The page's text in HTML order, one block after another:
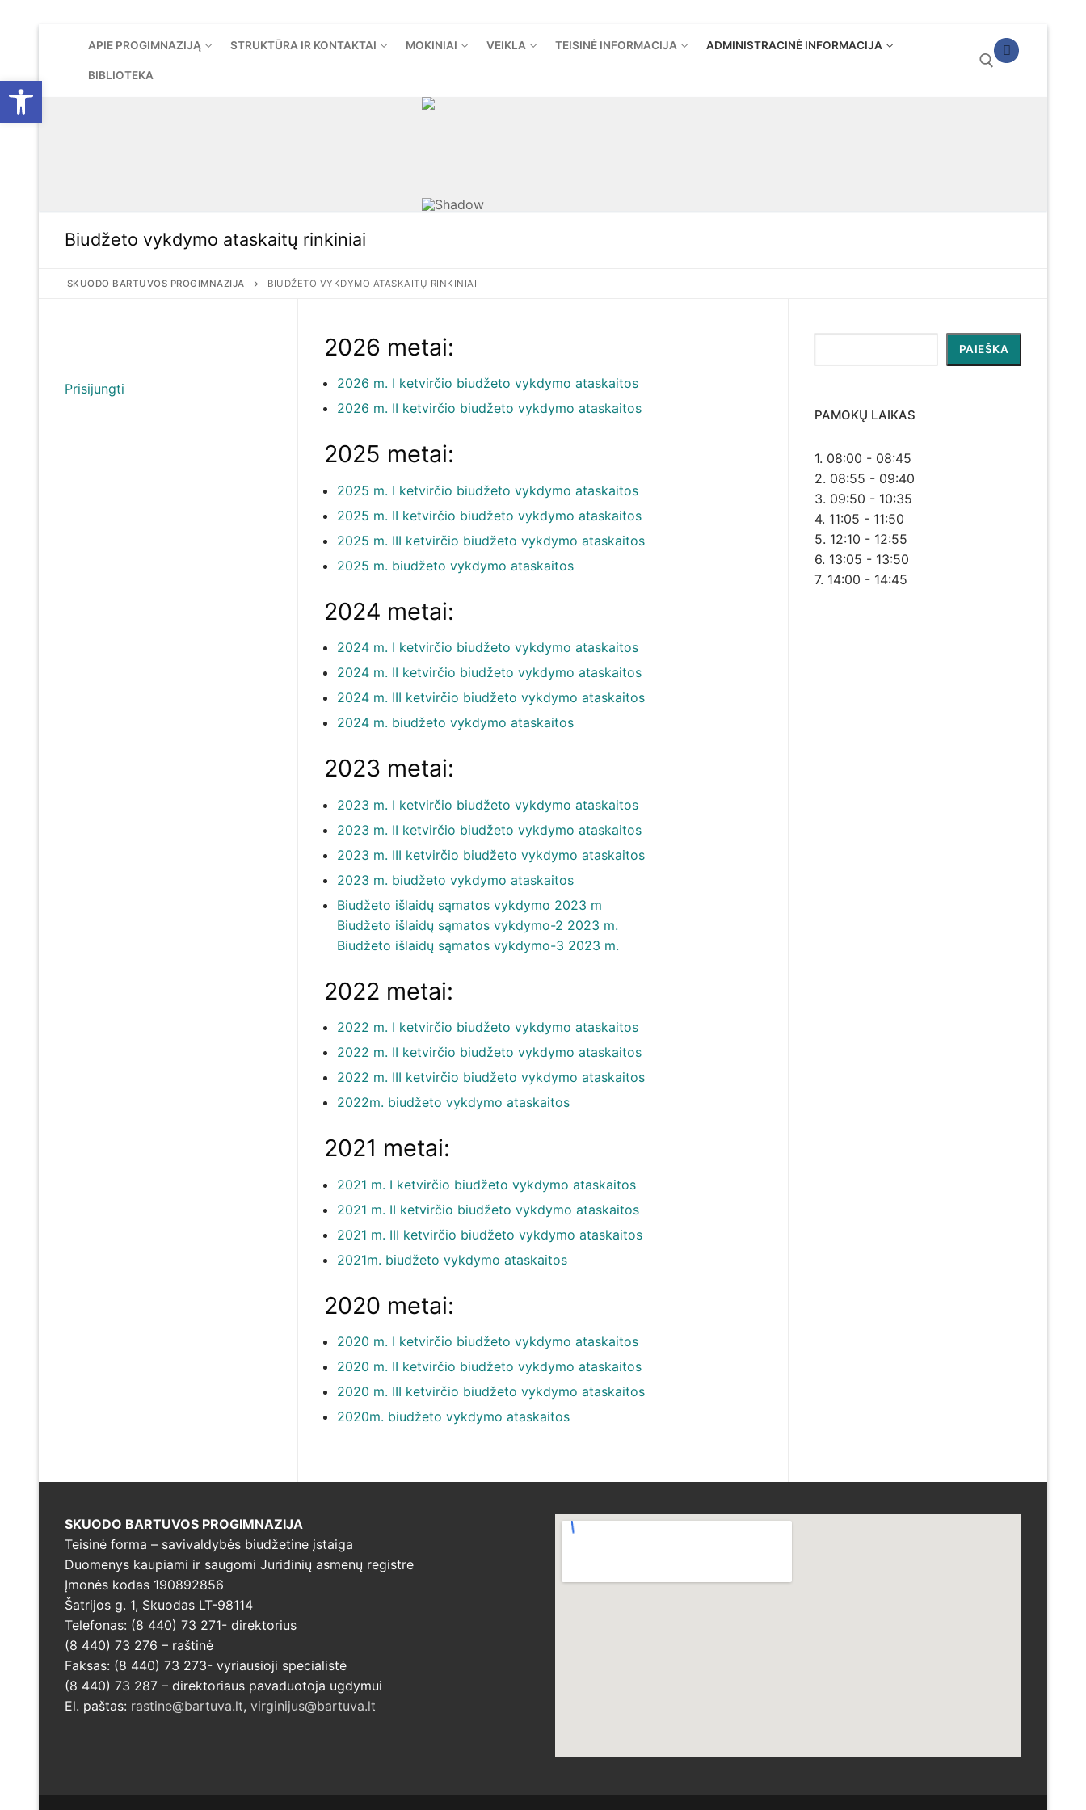
Open toolbar
APIE PROGIMNAZIJĄ STRUKTŪRA IR KONTAKTAI MOKINIAI VEIKLA TEISINĖ INFORMACIJA ADMINISTRACINĖ INFORMACIJA
BIBLIOTEKA
Biudžeto vykdymo ataskaitų rinkiniai
SKUODO BARTUVOS PROGIMNAZIJA BIUDŽETO VYKDYMO ATASKAITŲ RINKINIAI
2026 metai:
2026 m. I ketvirčio biudžeto vykdymo ataskaitos
2026 m. II ketvirčio biudžeto vykdymo ataskaitos
2025 metai:
2025 m. I ketvirčio biudžeto vykdymo ataskaitos
2025 m. II ketvirčio biudžeto vykdymo ataskaitos
2025 m. III ketvirčio biudžeto vykdymo ataskaitos
2025 m. biudžeto vykdymo ataskaitos
2024 metai:
2024 m. I ketvirčio biudžeto vykdymo ataskaitos
2024 m. II ketvirčio biudžeto vykdymo ataskaitos
2024 m. III ketvirčio biudžeto vykdymo ataskaitos
2024 m. biudžeto vykdymo ataskaitos
2023 metai:
2023 m. I ketvirčio biudžeto vykdymo ataskaitos
2023 m. II ketvirčio biudžeto vykdymo ataskaitos
2023 m. III ketvirčio biudžeto vykdymo ataskaitos
2023 m. biudžeto vykdymo ataskaitos
Biudžeto išlaidų sąmatos vykdymo 2023 m
Biudžeto išlaidų sąmatos vykdymo-2 2023 m.
Biudžeto išlaidų sąmatos vykdymo-3 2023 m.
2022 metai:
2022 m. I ketvirčio biudžeto vykdymo ataskaitos
2022 m. II ketvirčio biudžeto vykdymo ataskaitos
2022 m. III ketvirčio biudžeto vykdymo ataskaitos
2022m. biudžeto vykdymo ataskaitos
2021 metai:
2021 m. I ketvirčio biudžeto vykdymo ataskaitos
2021 m. II ketvirčio biudžeto vykdymo ataskaitos
2021 m. III ketvirčio biudžeto vykdymo ataskaitos
2021m. biudžeto vykdymo ataskaitos
2020 metai:
2020 m. I ketvirčio biudžeto vykdymo ataskaitos
2020 m. II ketvirčio biudžeto vykdymo ataskaitos
2020 m. III ketvirčio biudžeto vykdymo ataskaitos
2020m. biudžeto vykdymo ataskaitos
PAIEŠKA
PAMOKŲ LAIKAS
1. 08:00 - 08:45
2. 08:55 - 09:40
3. 09:50 - 10:35
4. 11:05 - 11:50
5. 12:10 - 12:55
6. 13:05 - 13:50
7. 14:00 - 14:45
Prisijungti
SKUODO BARTUVOS PROGIMNAZIJA
Teisinė forma – savivaldybės biudžetine įstaiga
Duomenys kaupiami ir saugomi Juridinių asmenų registre
Įmonės kodas 190892856
Šatrijos g. 1, Skuodas LT-98114
Telefonas: (8 440) 73 271- direktorius
(8 440) 73 276 – raštinė
Faksas: (8 440) 73 273- vyriausioji specialistė
(8 440) 73 287 – direktoriaus pavaduotoja ugdymui
El. paštas: rastine@bartuva.lt, virginijus@bartuva.lt